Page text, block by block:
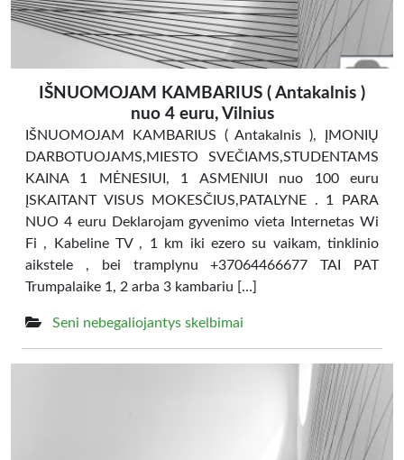
IŠNUOMOJAM KAMBARIUS ( Antakalnis )
nuo 4 euru, Vilnius
IŠNUOMOJAM KAMBARIUS ( Antakalnis ), ĮMONIŲ
DARBOTUOJAMS,MIESTO SVEČIAMS,STUDENTAMS
KAINA 1 MĖNESIUI, 1 ASMENIUI nuo 100 euru
ĮSKAITANT VISUS MOKESČIUS,PATALYNE . 1 PARA
NUO 4 euru Deklarojam gyvenimo vieta Internetas Wi
Fi , Kabeline TV , 1 km iki ezero su vaikam, tinklinio
aikstele , bei tramplynu +37064466677 TAI PAT
Trumpalaike 1, 2 arba 3 kambariu […]
Seni nebegaliojantys skelbimai